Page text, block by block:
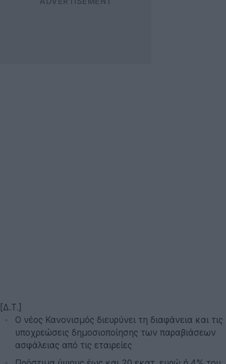
[Δ.Τ.]
Ο νέος Κανονισμός διευρύνει τη διαφάνεια και τις
υποχρεώσεις δημοσιοποίησης των παραβιάσεων
ασφάλειας από τις εταιρείες